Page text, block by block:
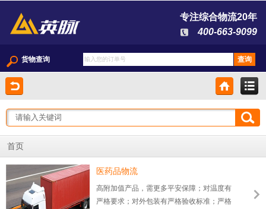
专注综合物流20年
400-663-9099
货物查询
首页
医药品物流
高附加值产品，需更多平安保障；对温度有
严格要求；对外包装有严格验收标准；严格